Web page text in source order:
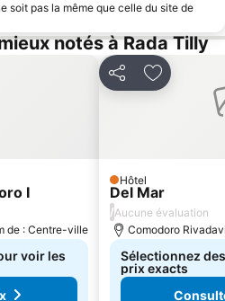
soit pas la même que celle du site de
notés à Rada Tilly
I
de : Centre-ville
voir les
PartagerAjouter à
1 Étoiles
Hôtel
Del Mar
/Aucune évaluation
Comodoro
Sélectionnez
prix exacts